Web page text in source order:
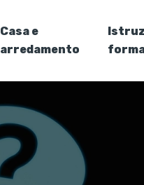
Casa e
arredamento